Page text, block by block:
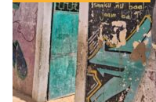
258 millions
chocs climatiques et
population
11 juillet 2026-National